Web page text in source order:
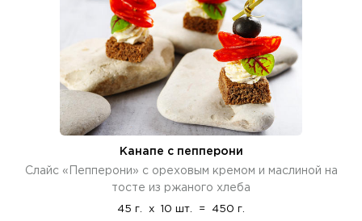
Канапе с пепперони
Слайс «Пепперони» с ореховым кремом и маслиной на
тосте из ржаного хлеба
45 г. x 10 шт. = 450 г.